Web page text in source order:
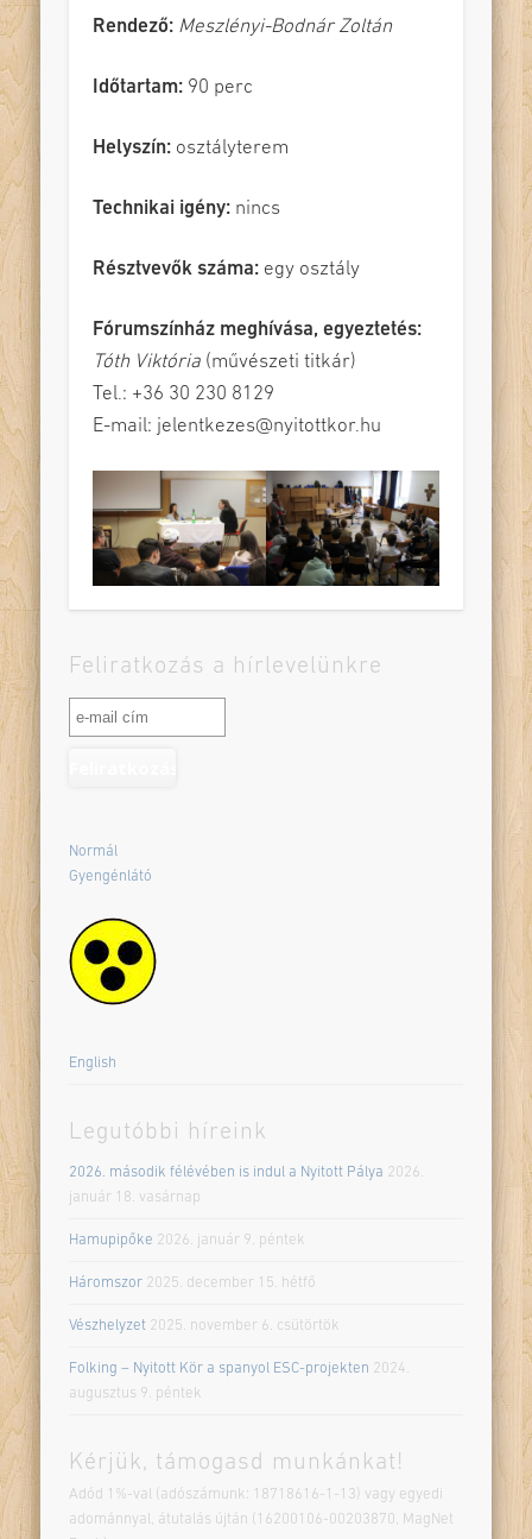
Rendező: Meszlényi-Bodnár Zoltán
Időtartam: 90 perc
Helyszín: osztályterem
Technikai igény: nincs
Résztvevők száma: egy osztály
Fórumszínház meghívása, egyeztetés:
Tóth Viktória (művészeti titkár)
Tel.: +36 30 230 8129
E-mail: jelentkezes@nyitottkor.hu
Feliratkozás a hírlevelünkre
Normál
Gyengénlátó
English
Legutóbbi híreink
2026. második félévében is indul a Nyitott Pálya 2026.
január 18. vasárnap
Hamupipőke 2026. január 9. péntek
Háromszor 2025. december 15. hétfő
Vészhelyzet 2025. november 6. csütörtök
Folking – Nyitott Kör a spanyol ESC-projekten 2024.
augusztus 9. péntek
Kérjük, támogasd munkánkat!
Adód 1%-val (adószámunk: 18718616-1-13) vagy egyedi
adománnyal, átutalás újtán (16200106-00203870, MagNet